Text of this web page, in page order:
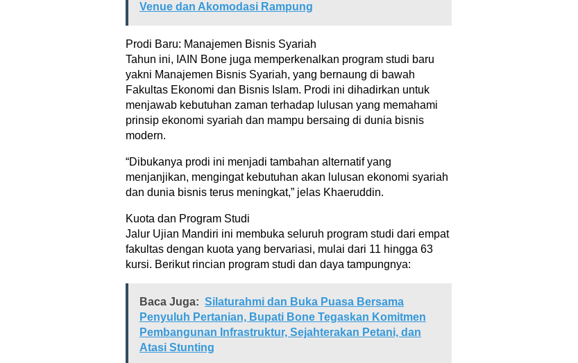
Venue dan Akomodasi Rampung
Prodi Baru: Manajemen Bisnis Syariah
Tahun ini, IAIN Bone juga memperkenalkan program studi baru
yakni Manajemen Bisnis Syariah, yang bernaung di bawah
Fakultas Ekonomi dan Bisnis Islam. Prodi ini dihadirkan untuk
menjawab kebutuhan zaman terhadap lulusan yang memahami
prinsip ekonomi syariah dan mampu bersaing di dunia bisnis
modern.
“Dibukanya prodi ini menjadi tambahan alternatif yang
menjanjikan, mengingat kebutuhan akan lulusan ekonomi syariah
dan dunia bisnis terus meningkat,” jelas Khaeruddin.
Kuota dan Program Studi
Jalur Ujian Mandiri ini membuka seluruh program studi dari empat
fakultas dengan kuota yang bervariasi, mulai dari 11 hingga 63
kursi. Berikut rincian program studi dan daya tampungnya:
Baca Juga: Silaturahmi dan Buka Puasa Bersama
Penyuluh Pertanian, Bupati Bone Tegaskan Komitmen
Pembangunan Infrastruktur, Sejahterakan Petani, dan
Atasi Stunting